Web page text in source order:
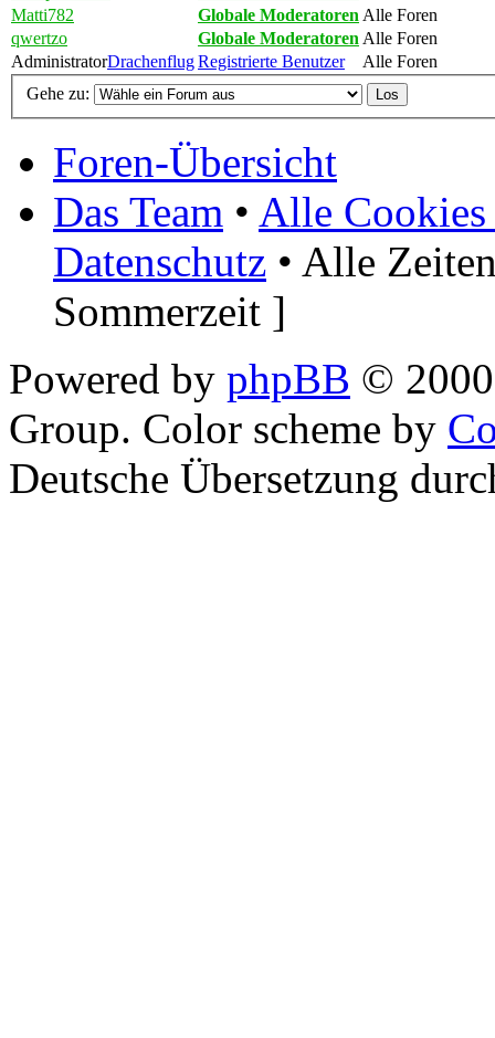
Matti782
Globale Moderatoren Alle Foren
qwertzo
Globale Moderatoren Alle Foren
AdministratorDrachenflugRegistrierte Benutzer
Alle Foren
Gehe zu:
Foren-Übersicht
Das Team • Alle Cookies
Datenschutz • Alle
Sommerzeit ]
Powered by phpBB ©
Group. Color scheme by
Deutsche Übersetzung